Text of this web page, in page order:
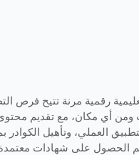
رقمية مرنة تتيح فرص
أي مكان، مع تقديم
العملي، وتأهيل
الحصول على شهادات